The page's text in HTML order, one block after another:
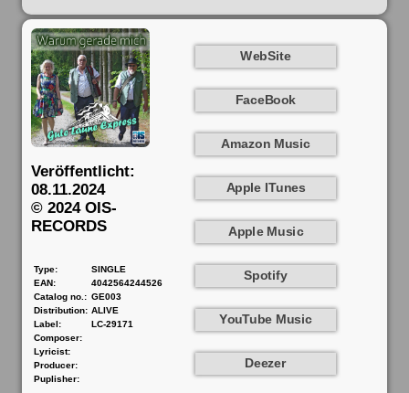
Veröffentlicht:
08.11.2024
© 2024 OIS-
RECORDS
Type:
SINGLE
EAN:
4042564244526
Catalog no.: GE003
Distribution: ALIVE
Label:
LC-29171
Composer:
Lyricist:
Producer:
Puplisher:
WebSite
FaceBook
Amazon Music
Apple ITunes
Apple Music
Spotify
YouTube Music
Deezer